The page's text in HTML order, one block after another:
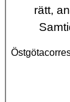
rätt,